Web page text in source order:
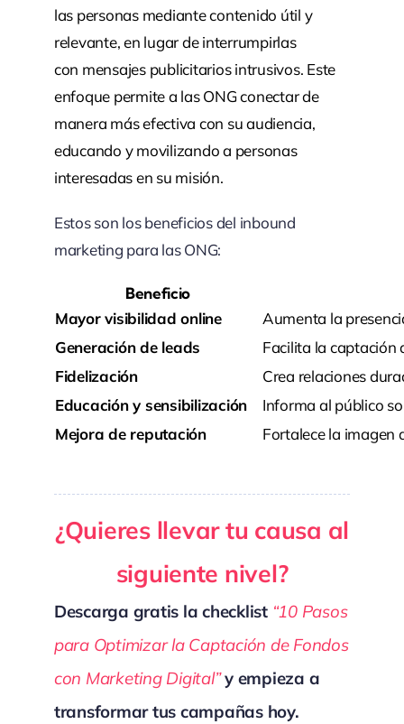
las personas mediante contenido útil y
relevante, en lugar de interrumpirlas
con mensajes publicitarios intrusivos. Este
enfoque permite a las ONG conectar de
manera másefectiva con su audiencia,
educando y movilizando a personas
interesadas en su misión.
Estos son los beneficios del inbound
marketing para las ONG:
Beneficio
Mayor visibilidad online
Aumenta la
Generación de leads
Facilita la captación
Fidelización
Crea relaciones
Educación y sensibilización
Informa al público
Mejora de reputación
Fortalece la imagen
¿Quieres llevar tu causa al
siguiente nivel?
Descarga gratis la checklist “10 Pasos
para Optimizar la Captación de Fondos
con Marketing Digital”y empieza a
transformar tus campañas hoy.